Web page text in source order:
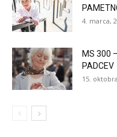
4. marca,
MS 300
PADCEV
15.